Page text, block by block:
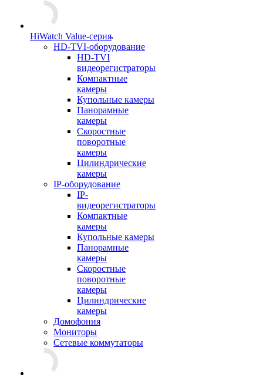
HiWatch Value-серия
HD-TVI-оборудование
HD-TVI
видеорегистраторы
Компактные
камеры
Купольные камеры
Панорамные
камеры
Скоростные
поворотные
камеры
Цилиндрические
камеры
IP-оборудование
IP-
видеорегистраторы
Компактные
камеры
Купольные камеры
Панорамные
камеры
Скоростные
поворотные
камеры
Цилиндрические
камеры
Домофония
Мониторы
Сетевые коммутаторы